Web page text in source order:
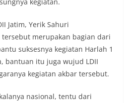
Jatim, Yerik Sahuri
merupakan bagian dari
suksesnya kegiatan Harlah 1
bantuan itu juga wujud LDII
kegiatan akbar tersebut.
nasional, tentu dari